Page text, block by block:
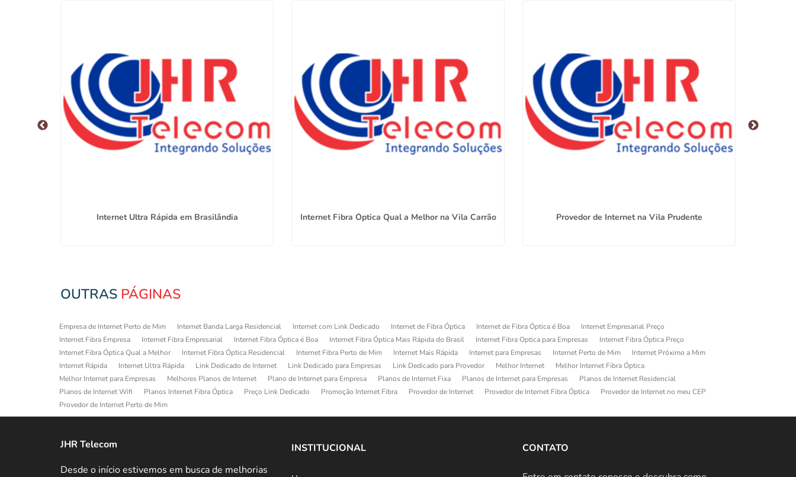
Internet Ultra Rápida em Brasilândia Internet Fibra Óptica Qual a Melhor na Vila Carrão Provedor de Internet na Vila Prudente
OUTRAS PÁGINAS
Empresa de Internet Perto de Mim Internet Banda Larga Residencial Internet com Link Dedicado Internet de Fibra Óptica Internet de Fibra Óptica é Boa
Internet Empresarial Preço
Internet Fibra Empresa
Internet Fibra Empresarial Internet Fibra Óptica é Boa Internet Fibra Óptica Mais Rápida do Brasil Internet Fibra Optica para Empresas
Internet Fibra Óptica Preço
Internet Fibra Óptica Qual a Melhor
Internet Fibra Óptica Residencial Internet Fibra Perto de Mim Internet Mais Rápida Internet para Empresas Internet Perto de Mim
Internet Próximo a Mim
Internet Rápida
Internet Ultra Rápida Link Dedicado de Internet Link Dedicado para Empresas Link Dedicado para Provedor Melhor Internet
Melhor Internet Fibra Óptica
Melhor Internet para Empresas
Melhores Planos de Internet Plano de Internet para Empresa Planos de Internet Fixa Planos de Internet para Empresas
Planos de Internet Residencial
Planos de Internet Wifi
Planos Internet Fibra Óptica Preço Link Dedicado Promoção Internet Fibra Provedor de Internet Provedor de Internet Fibra Óptica
Provedor de Internet no meu CEP
Provedor de Internet Perto de Mim
JHR Telecom
Desde o início estivemos em busca de melhorias
INSTITUCIONAL CONTATO